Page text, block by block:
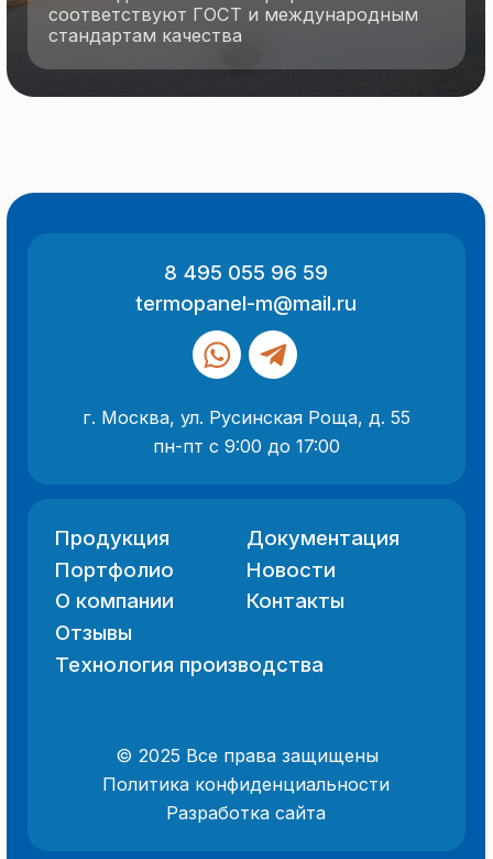
Разработка сайта
Политика конфиденциальности
характер и не являются публичной